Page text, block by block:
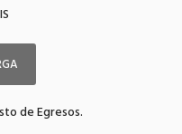
de Egresos.